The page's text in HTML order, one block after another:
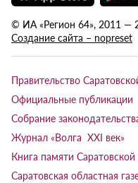
© ИА «Регион 64», 2011 —
Создание сайта – nopreset
Правительство
Официальные публикации
Собрание
Журнал «Волга XXI век»
Книга памяти Саратовской
Саратовская областная